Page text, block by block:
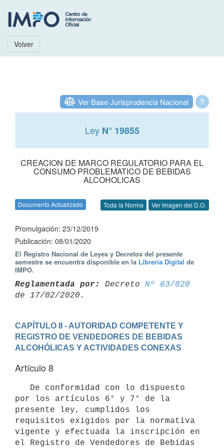
Volver
?
Ver Base Jurisprudencia Nacional
Ley N° 19855
CREACION DE MARCO REGULATORIO PARA EL
CONSUMO PROBLEMATICO DE BEBIDAS
ALCOHOLICAS
Documento Actualizado Toda la Norma Ver Imagen del D.O.
Promulgación: 23/12/2019
Publicación: 08/01/2020
El Registro Nacional de Leyes y Decretos del presente
semestre se encuentra disponible en la Librería Digital de
IMPO.
Reglamentada por: Decreto Nº 63/020
CAPÍTULO II - AUTORIDAD COMPETENTE Y
REGISTRO DE VENDEDORES DE BEBIDAS
ALCOHÓLICAS Y ACTIVIDADES CONEXAS
Artículo 8
por los artículos 6° y 7° de la
presente ley, cumplidos los
requisitos exigidos por la normativa
vigente y efectuada la inscripción en
el Registro de Vendedores de Bebidas